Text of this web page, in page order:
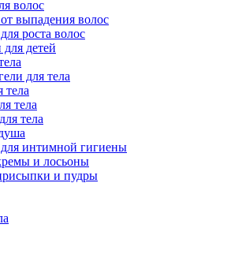
волос
выпадения волос
роста волос
детей
для тела
тела
тела
тела
для интимной гигиены
и лосьоны
и пудры